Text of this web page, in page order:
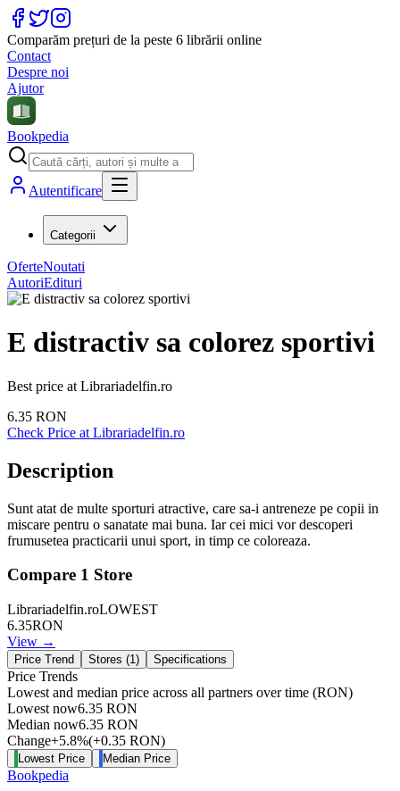
Comparăm prețuri de la peste 6 librării online
Contact
Despre noi
Ajutor
Bookpedia
Autentificare
Categorii
OferteNoutati
AutoriEdituri
E distractiv sa colorez sportivi
Best price at Librariadelfin.ro
6.35 RON
Check Price at Librariadelfin.ro
Description
Sunt atat de multe sporturi atractive, care sa-i antreneze pe copii in
miscare pentru o sanatate mai buna. Iar cei mici vor descoperi
frumusetea practicarii unui sport, in timp ce coloreaza.
Compare 1 Store
Librariadelfin.roLOWEST
6.35RON
View →
Price Trend Stores (1) Specifications
Price Trends
Lowest and median price across all partners over time (RON)
Lowest now6.35 RON
Median now6.35 RON
Change+5.8%(+0.35 RON)
Lowest Price Median Price
Bookpedia